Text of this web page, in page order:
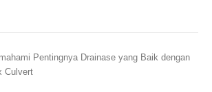
Pentingnya Drainase yang Baik dengan
Culvert